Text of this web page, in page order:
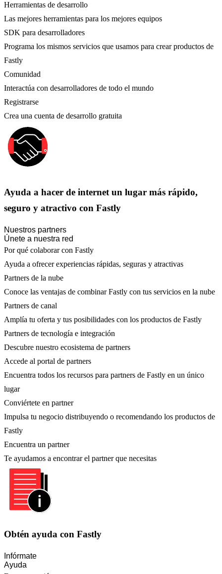
Herramientas de desarrollo
Las mejores herramientas para los mejores equipos
SDK para desarrolladores
Programa los mismos servicios que usamos para crear productos de
Fastly
Comunidad
Interactúa con desarrolladores de todo el mundo
Registrarse
Crea una cuenta de desarrollo gratuita
Ayuda a hacer de internet un lugar más rápido,
seguro y atractivo con Fastly
Nuestros partners
Únete a nuestra red
Por qué colaborar con Fastly
Ayuda a ofrecer experiencias rápidas, seguras y atractivas
Partners de la nube
Conoce las ventajas de combinar Fastly con tus servicios en la nube
Partners de canal
Amplía tu oferta y tus posibilidades con los productos de Fastly
Partners de tecnología e integración
Descubre nuestro ecosistema de partners
Accede al portal de partners
Encuentra todos los recursos para partners de Fastly en un único
lugar
Conviértete en partner
Impulsa tu negocio distribuyendo o recomendando los productos de
Fastly
Encuentra un partner
Te ayudamos a encontrar el partner que necesitas
Obtén ayuda con Fastly
Infórmate
Ayuda